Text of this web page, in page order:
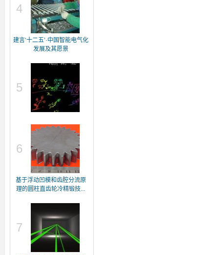
4
建言‘十二五’·中国智能电气化
发展及其愿景
5
6
基于浮动凹模和齿腔分流原
理的圆柱直齿轮冷精锻技...
7